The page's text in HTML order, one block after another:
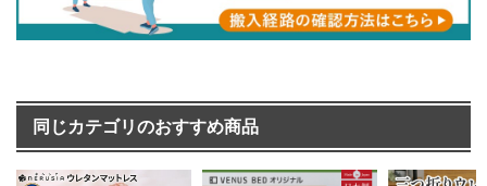
同じカテゴリのおすすめ商品